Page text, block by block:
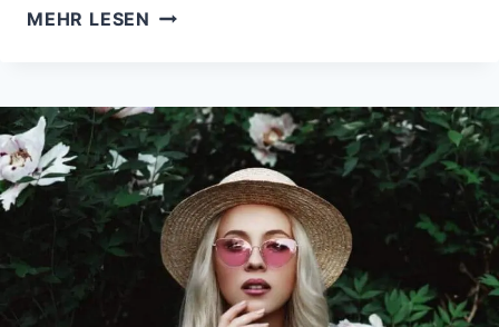
MEHR LESEN 11
DU
IN
EINER
UNGESUNDEN
REBOUND-
BEZIEHUNG
STECKST